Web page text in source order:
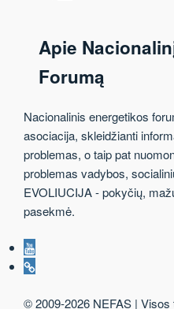
Apie
Forumą
Nacionalinis energetikos
asociacija, skleidžianti
problemas, o taip pat
problemas vadybos,
EVOLIUCIJA - pokyčių,
pasekmė.
Youtube
RSS
© 2009-2026 NEFAS |